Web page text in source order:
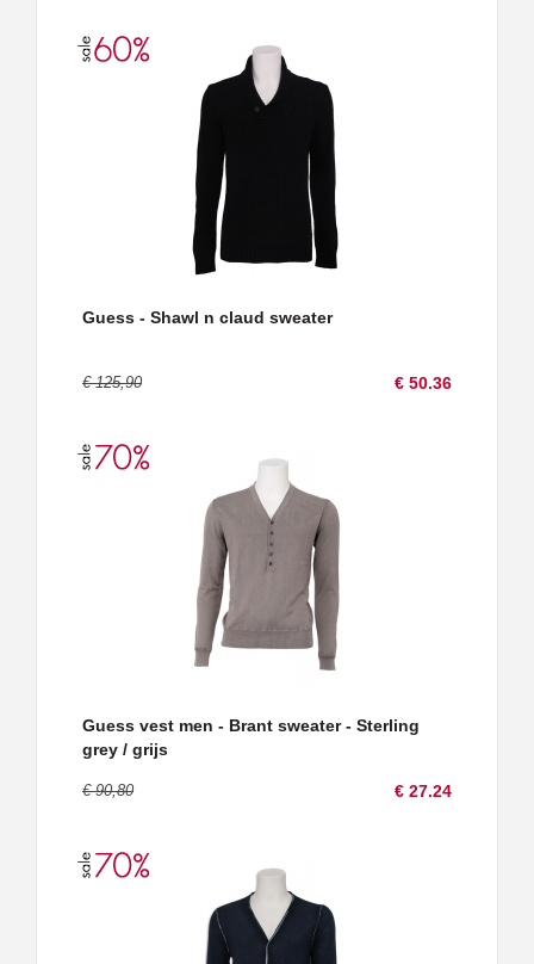
Guess - Shawl n claud sweater
€ 125,90 € 50.36
Guess vest men - Brant sweater - Sterling
grey / grijs
€ 90,80 € 27.24